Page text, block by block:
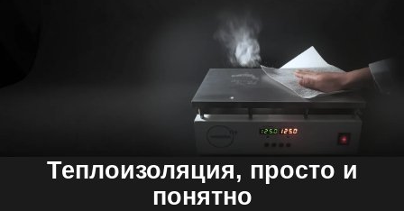
Теплоизоляция, просто и
понятно